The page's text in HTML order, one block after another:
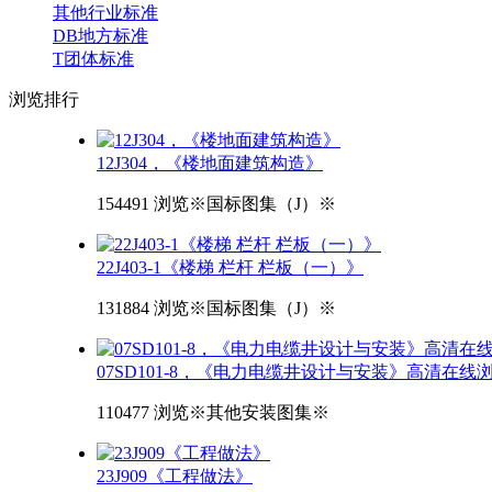
其他行业标准
DB地方标准
T团体标准
浏览排行
12J304，《楼地面建筑构造》
154491 浏览※国标图集（J）※
22J403-1《楼梯 栏杆 栏板（一）》
131884 浏览※国标图集（J）※
07SD101-8，《电力电缆井设计与安装》高清在线
110477 浏览※其他安装图集※
23J909《工程做法》